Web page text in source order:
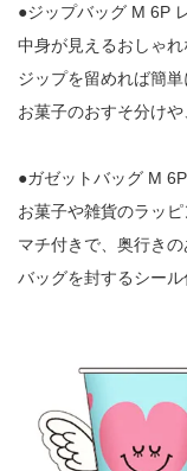
●ジップバッグ M 6P
中身が見えるおしゃれ
ジップを留めれば簡単
お菓子のおすそ分け
●ガゼットバッグ M
お菓子や雑貨のラッ
マチ付きで、奥行きの
バッグを封するシール